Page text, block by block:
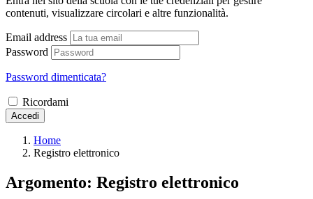
contenuti, visualizzare circolari e altre funzionalità.
Email address
Password
Password dimenticata?
Ricordami
Accedi
Home
Registro elettronico
Argomento: Registro elettronico